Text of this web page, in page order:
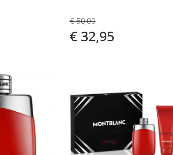
€ 50,00
€ 32,95
Voeg
toe
aan
verlanglijst